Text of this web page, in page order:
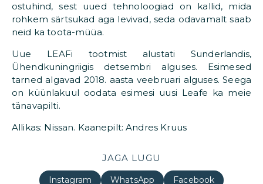
ostuhind, sest uued tehnoloogiad on kallid, mida
rohkem särtsukad aga levivad, seda odavamalt saab
neid ka toota-müüa.
Uue LEAFi tootmist alustati Sunderlandis,
Ühendkuningriigis detsembri alguses. Esimesed
tarned algavad 2018. aasta veebruari alguses. Seega
on küünlakuul oodata esimesi uusi Leafe ka meie
tänavapilti.
Allikas: Nissan. Kaanepilt: Andres Kruus
JAGA LUGU
Instagram WhatsApp
Facebook